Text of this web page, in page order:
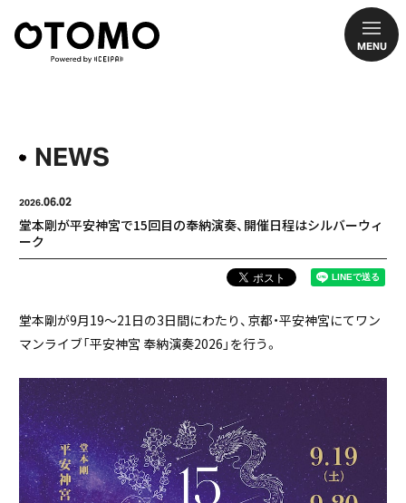
MENU
NEWS
2026.06.02
堂本剛が平安神宮で15回目の奉納演奏、開催日程はシルバーウィ
ーク
堂本剛が9月19～21日の3日間にわたり、京都・平安神宮にてワン
マンライブ「平安神宮 奉納演奏2026」を行う。